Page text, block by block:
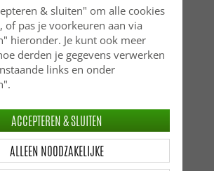
& sluiten" om alle cookies
of pas je voorkeuren aan via
hieronder. Je kunt ook meer
derden je gegevens verwerken
links en onder
ALLEEN NOODZAKELIJKE
ACCEPTEREN & SLUITEN